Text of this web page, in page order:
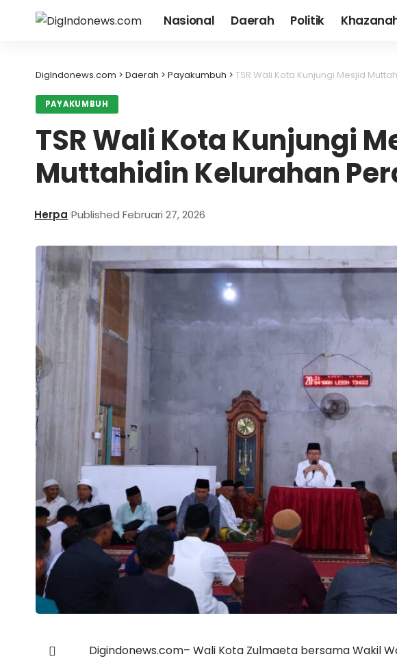
Nasional Daerah Politik
DigIndonews.com > Daerah > Payakumbuh > TSR Wali Kota Kunjungi Mesjid
PAYAKUMBUH
TSR Wali Kota Kunjungi
Muttahidin Kelurahan
Herpa Published Februari 27, 2026
Digindonews.com– Wali Kota Zulmaeta bersama Wakil